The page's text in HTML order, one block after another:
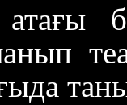
атағы